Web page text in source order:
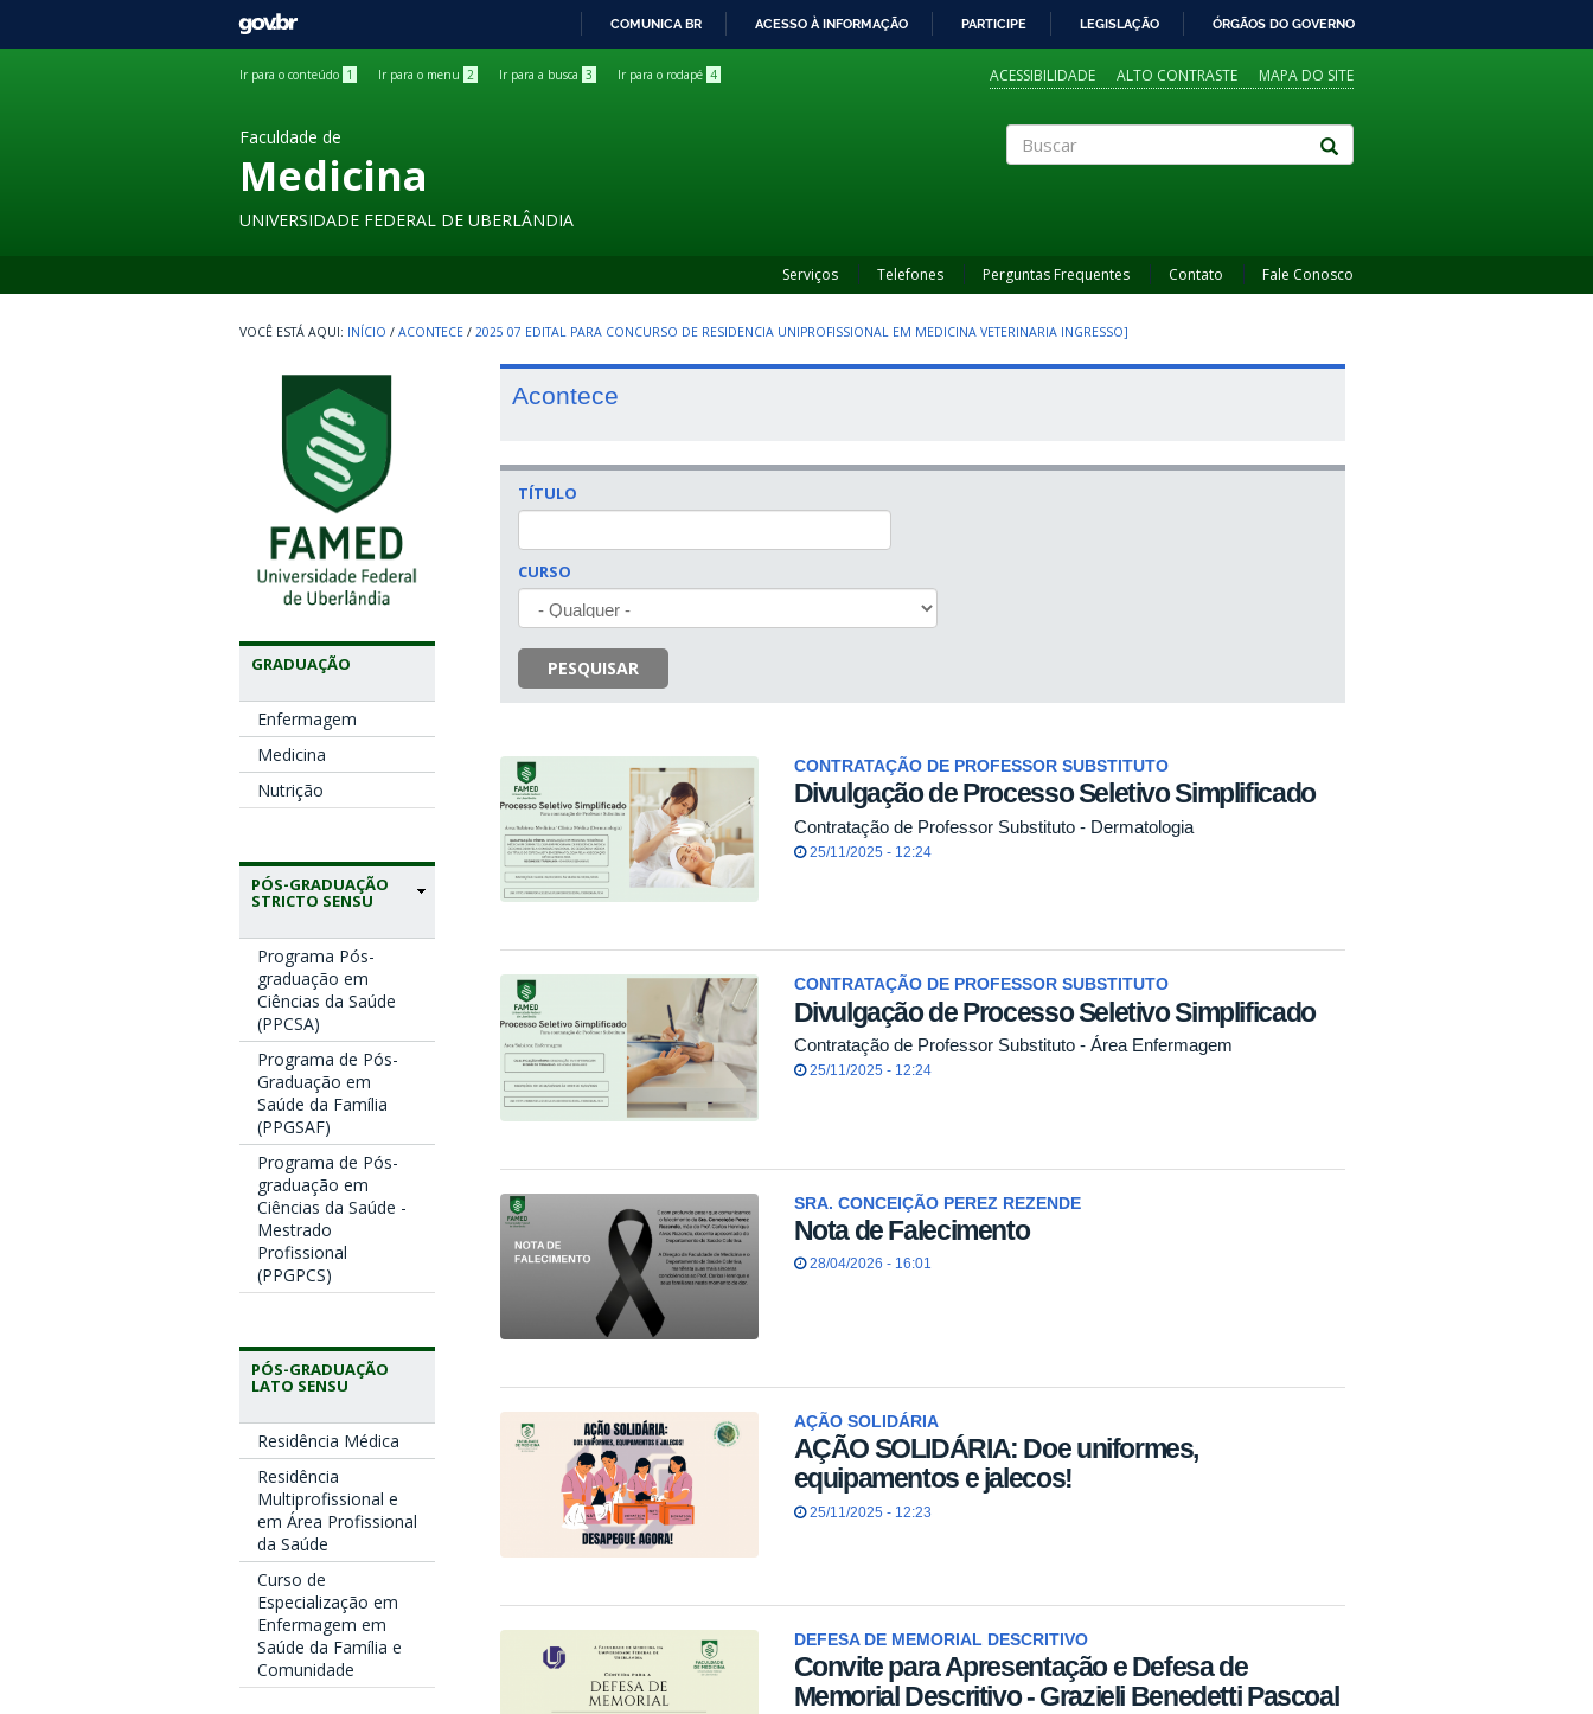
GOVBR
COMUNICA BR ACESSO À INFORMAÇÃO PARTICIPE LEGISLAÇÃO ÓRGÃOS DO GOVERNO
Ir para o conteúdo 1 Ir para o menu 2 Ir para a busca 3 Ir para o rodapé 4 ACESSIBILIDADE ALTO CONTRASTE MAPA DO SITE
Faculdade de
Medicina
UNIVERSIDADE FEDERAL DE UBERLÂNDIA
Serviços Telefones Perguntas Frequentes Contato Fale Conosco
INÍCIO / ACONTECE / 2025 07 EDITAL PARA CONCURSO DE RESIDENCIA UNIPROFISSIONAL EM MEDICINA VETERINARIA INGRESSO]
GRADUAÇÃO
Enfermagem
Medicina
Nutrição
PÓS-GRADUAÇÃO
STRICTO SENSU
Programa Pós-
graduação em
Ciências da Saúde
(PPCSA)
Programa de Pós-
Graduação em
Saúde da Família
(PPGSAF)
Programa de Pós-
graduação em
Ciências da Saúde -
Mestrado
Profissional
(PPGPCS)
PÓS-GRADUAÇÃO
LATO SENSU
Residência Médica
Residência
Multiprofissional e
em Área Profissional
da Saúde
Curso de
Especialização em
Enfermagem em
Saúde da Família e
Comunidade
Acontece
TÍTULO
CURSO
PESQUISAR
CONTRATAÇÃO DE PROFESSOR SUBSTITUTO
Divulgação de Processo Seletivo Simplificado
Contratação de Professor Substituto - Dermatologia
25/11/2025 - 12:24
CONTRATAÇÃO DE PROFESSOR SUBSTITUTO
Divulgação de Processo Seletivo Simplificado
Contratação de Professor Substituto - Área Enfermagem
25/11/2025 - 12:24
SRA. CONCEIÇÃO PEREZ REZENDE
Nota de Falecimento
28/04/2026 - 16:01
AÇÃO SOLIDÁRIA
AÇÃO SOLIDÁRIA: Doe uniformes,
equipamentos e jalecos!
25/11/2025 - 12:23
DEFESA DE MEMORIAL DESCRITIVO
Convite para Apresentação e Defesa de
Memorial Descritivo - Grazieli Benedetti Pascoal